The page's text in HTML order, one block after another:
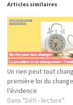
Articles similaires
Un rien peut tout
première loi du
l’évidence
Dans "Défi - lecture"